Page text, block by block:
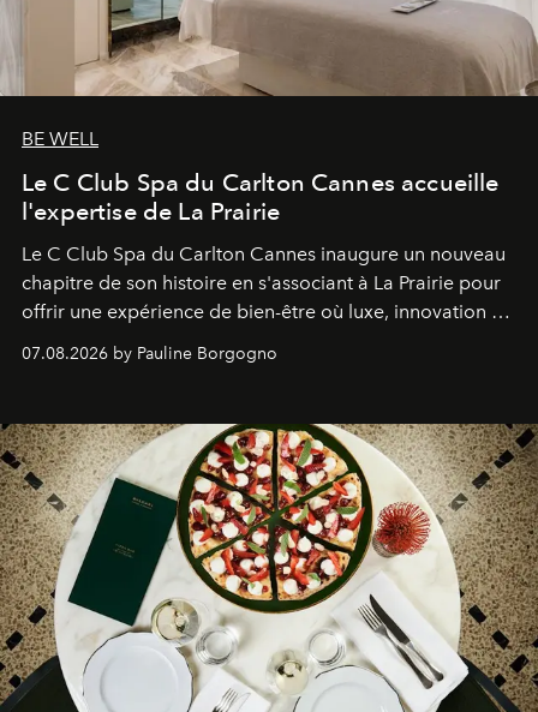
BE WELL
Le C Club Spa du Carlton Cannes accueille
l'expertise de La Prairie
Le C Club Spa du Carlton Cannes inaugure un nouveau
chapitre de son histoire en s'associant à La Prairie pour
offrir une expérience de bien-être où luxe, innovation et
expertise se rencontrent.
07.08.2026 by Pauline Borgogno